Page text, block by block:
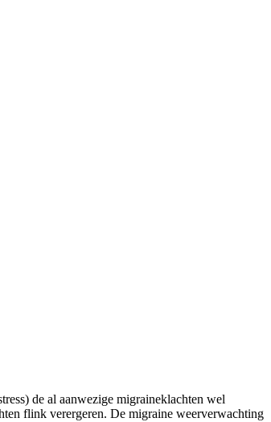
de al aanwezige migraineklachten wel
flink verergeren. De migraine weerverwachting